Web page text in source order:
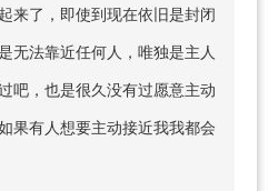
来了，即使到现在依旧是封闭
无法靠近任何人，唯独是主人
吧，也是很久没有过愿意主动
果有人想要主动接近我我都会